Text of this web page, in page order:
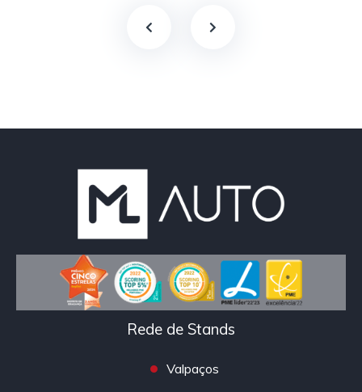
Rede de Stands
Valpaços